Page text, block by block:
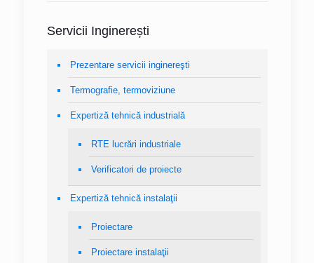
Servicii Inginerești
Prezentare servicii inginereşti
Termografie, termoviziune
Expertiză tehnică industrială
RTE lucrări industriale
Verificatori de proiecte
Expertiză tehnică instalaţii
Proiectare
Proiectare instalaţii